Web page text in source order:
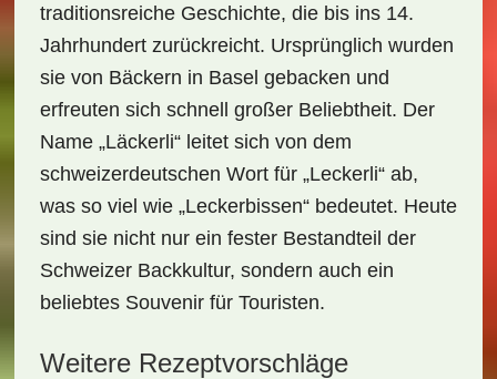
traditionsreiche Geschichte, die bis ins 14.
Jahrhundert zurückreicht. Ursprünglich wurden
sie von Bäckern in Basel gebacken und
erfreuten sich schnell großer Beliebtheit. Der
Name „Läckerli“ leitet sich von dem
schweizerdeutschen Wort für „Leckerli“ ab,
was so viel wie „Leckerbissen“ bedeutet. Heute
sind sie nicht nur ein fester Bestandteil der
Schweizer Backkultur, sondern auch ein
beliebtes Souvenir für Touristen.
Weitere Rezeptvorschläge